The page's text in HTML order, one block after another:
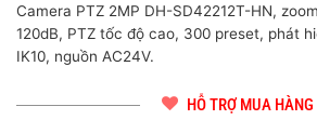
Camera PTZ 2MP DH-SD42212T-HN,
120dB, PTZ tốc độ cao, 300 preset, phát
IK10, nguồn AC24V.
HỖ TRỢ MUA HÀNG